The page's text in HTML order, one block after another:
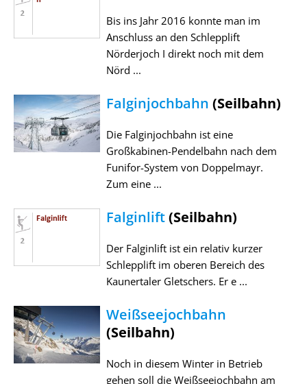
Bis ins Jahr 2016 konnte man im
Anschluss an den Schlepplift
Nörderjoch I direkt noch mit dem
Nörd ...
Falginjochbahn (Seilbahn)
Die Falginjochbahn ist eine
Großkabinen-Pendelbahn nach dem
Funifor-System von Doppelmayr.
Zum eine ...
Falginlift(Seilbahn)
Der Falginlift ist ein relativ kurzer
Schlepplift im oberen Bereich des
Kaunertaler Gletschers. Er e ...
Weißseejochbahn
(Seilbahn)
Noch in diesem Winter in Betrieb
gehen soll die Weißseejochbahn am